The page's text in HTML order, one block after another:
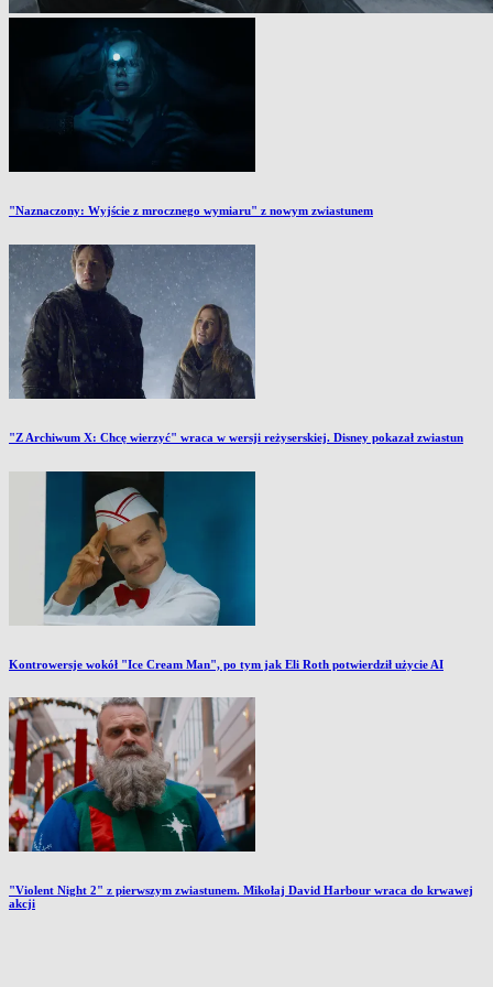
"Naznaczony: Wyjście z mrocznego wymiaru" z nowym zwiastunem
"Z Archiwum X: Chcę wierzyć" wraca w wersji reżyserskiej. Disney pokazał zwiastun
Kontrowersje wokół "Ice Cream Man", po tym jak Eli Roth potwierdził użycie AI
"Violent Night 2" z pierwszym zwiastunem. Mikołaj David Harbour wraca do krwawej
akcji